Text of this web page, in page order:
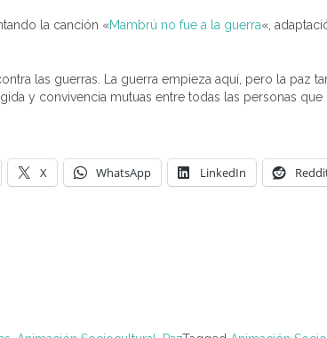
la canción «Mambrú no fue a la guerra«,
las guerras. La guerra empieza aquí, pero la paz
y convivencia mutuas entre todas las personas que
X WhatsApp LinkedIn